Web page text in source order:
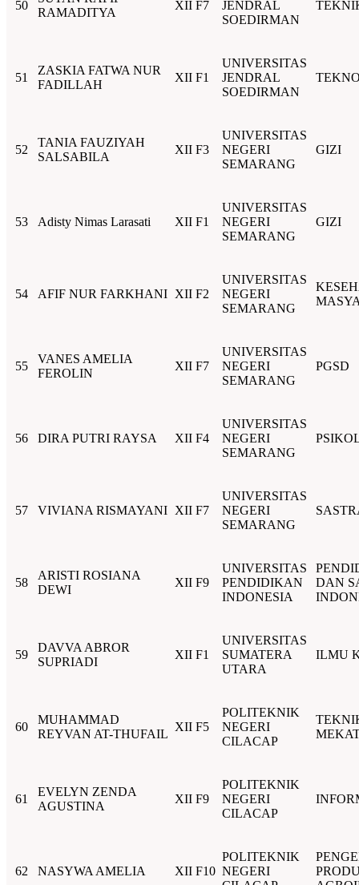
50
RAMADITYA
XII F7
JENDRAL
SOEDIRMAN
51
ZASKIA FATWA NUR
FADILLAH
XII F1
UNIVERSITAS
JENDRAL
SOEDIRMAN
52
TANIA FAUZIYAH
SALSABILA
XII F3
UNIVERSITAS
NEGERI
SEMARANG
GIZI
53 Adisty Nimas Larasati XII F1
UNIVERSITAS
NEGERI
SEMARANG
GIZI
54 AFIF NUR FARKHANI XII F2
UNIVERSITAS
NEGERI
SEMARANG
55
VANES AMELIA
FEROLIN
XII F7
UNIVERSITAS
NEGERI
SEMARANG
PGSD
56 DIRA PUTRI RAYSA XII F4
UNIVERSITAS
NEGERI
SEMARANG
57 VIVIANA RISMAYANI XII F7
UNIVERSITAS
NEGERI
SEMARANG
58
ARISTI ROSIANA
DEWI
XII F9
UNIVERSITAS
PENDIDIKAN
INDONESIA
DAN
59
DAVVA ABROR
SUPRIADI
XII F1
UNIVERSITAS
SUMATERA
UTARA
ILMU
60
MUHAMMAD
REYVAN AT-THUFAIL
XII F5
POLITEKNIK
NEGERI
CILACAP
61
EVELYN ZENDA
AGUSTINA
XII F9
POLITEKNIK
NEGERI
CILACAP
62 NASYWA AMELIA XII F10
POLITEKNIK
NEGERI